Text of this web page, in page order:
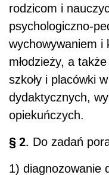
rodzicom i
psychologiczno-
wychowywaniem i
młodzieży, a
szkoły i placówki
dydaktycznych,
opiekuńczych.
§ 2. Do zadań
1) diagnozowanie